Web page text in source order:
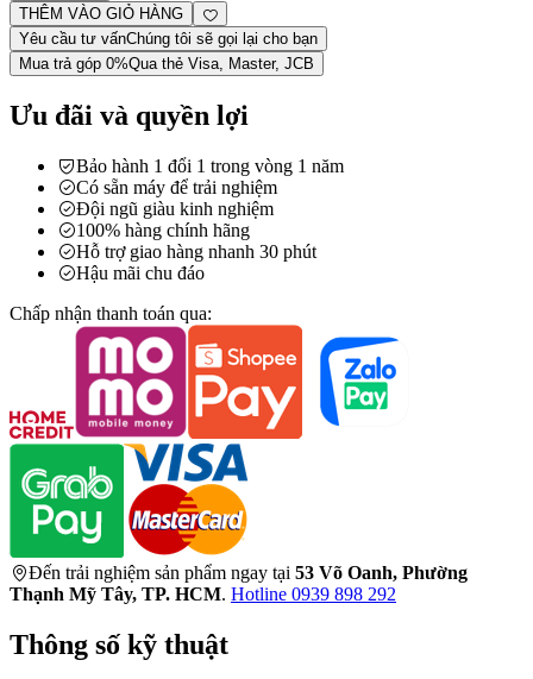
THÊM VÀO GIỎ HÀNG
Yêu cầu tư vấnChúng tôi sẽ gọi lại cho bạn
Mua trả góp 0%Qua thẻ Visa, Master, JCB
Ưu đãi và quyền lợi
Bảo hành 1 đổi 1 trong vòng 1 năm
Có sẵn máy để trải nghiệm
Đội ngũ giàu kinh nghiệm
100% hàng chính hãng
Hỗ trợ giao hàng nhanh 30 phút
Hậu mãi chu đáo
Chấp nhận thanh toán qua:
Đến trải nghiệm sản phẩm ngay tại 53 Võ Oanh, Phường
Thạnh Mỹ Tây, TP. HCM. Hotline 0939 898 292
Thông số kỹ thuật